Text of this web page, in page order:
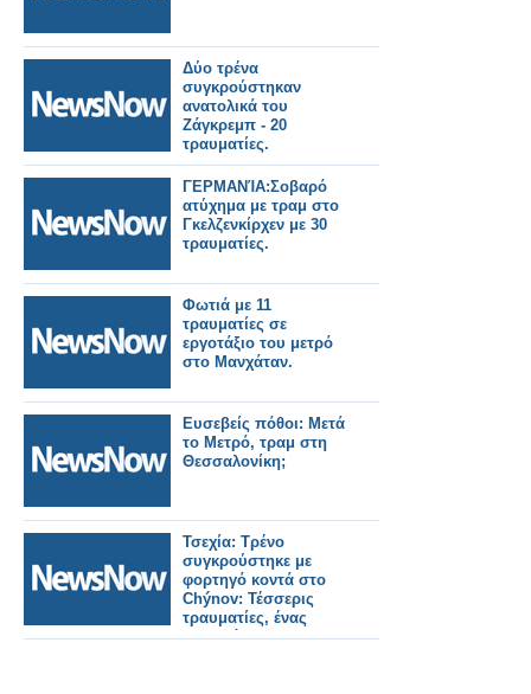
Δύο τρένα
συγκρούστηκαν
ανατολικά του
Ζάγκρεμπ - 20
τραυματίες.
ΓΕΡΜΑΝΊΑ:Σοβαρό
ατύχημα με τραμ στο
Γκελζενκίρχεν με 30
τραυματίες.
Φωτιά με 11
τραυματίες σε
εργοτάξιο του μετρό
στο Μανχάταν.
Ευσεβείς πόθοι: Μετά
το Μετρό, τραμ στη
Θεσσαλονίκη;
Τσεχία: Τρένο
συγκρούστηκε με
φορτηγό κοντά στο
Chýnov: Τέσσερις
τραυματίες, ένας
σοβαρά.